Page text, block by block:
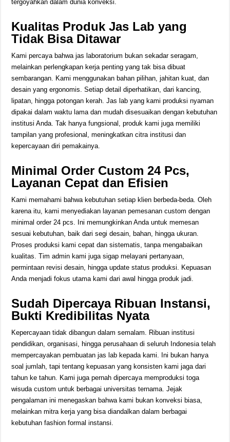
tergoyahkan dalam dunia konveksi.
Kualitas Produk Jas Lab yang
Tidak Bisa Ditawar
Kami percaya bahwa jas laboratorium bukan sekadar seragam,
melainkan perlengkapan kerja penting yang tak bisa dibuat
sembarangan. Kami menggunakan bahan pilihan, jahitan kuat, dan
desain yang ergonomis. Setiap detail diperhatikan, dari kancing,
lipatan, hingga potongan kerah. Jas lab yang kami produksi nyaman
dipakai dalam waktu lama dan mudah disesuaikan dengan kebutuhan
institusi Anda. Tak hanya fungsional, produk kami juga memiliki
tampilan yang profesional, meningkatkan citra institusi dan
kepercayaan diri pemakainya.
Minimal Order Custom 24 Pcs,
Layanan Cepat dan Efisien
Kami memahami bahwa kebutuhan setiap klien berbeda-beda. Oleh
karena itu, kami menyediakan layanan pemesanan custom dengan
minimal order 24 pcs. Ini memungkinkan Anda untuk memesan
sesuai kebutuhan, baik dari segi desain, bahan, hingga ukuran.
Proses produksi kami cepat dan sistematis, tanpa mengabaikan
kualitas. Tim admin kami juga sigap melayani pertanyaan,
permintaan revisi desain, hingga update status produksi. Kepuasan
Anda menjadi fokus utama kami dari awal hingga produk jadi.
Sudah Dipercaya Ribuan Instansi,
Bukti Kredibilitas Nyata
Kepercayaan tidak dibangun dalam semalam. Ribuan institusi
pendidikan, organisasi, hingga perusahaan di seluruh Indonesia telah
mempercayakan pembuatan jas lab kepada kami. Ini bukan hanya
soal jumlah, tapi tentang kepuasan yang konsisten kami jaga dari
tahun ke tahun. Kami juga pernah dipercaya memproduksi toga
wisuda custom untuk berbagai universitas ternama. Jejak
pengalaman ini menegaskan bahwa kami bukan konveksi biasa,
melainkan mitra kerja yang bisa diandalkan dalam berbagai
kebutuhan fashion formal instansi.